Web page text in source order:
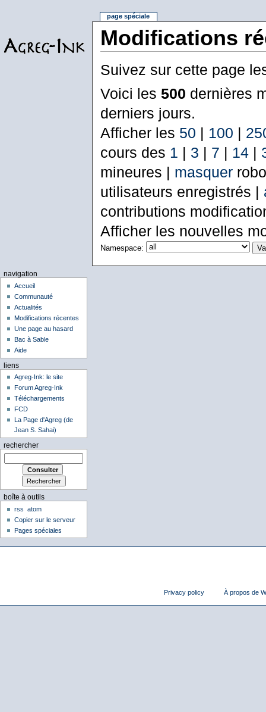
Modifications
Suivez sur cette page
Voici les 500 dernières
derniers jours.
Afficher les 50 | 100 |
cours des 1 | 3 | 7 | 14|
mineures | masquer
utilisateurs enregistrés |
contributions
Afficher les nouvelles
Namespace:
page spéciale
navigation
Accueil
Communauté
Actualités
Modifications récentes
Une page au hasard
Bac à Sable
Aide
liens
Agreg-Ink: le site
Forum Agreg-Ink
Téléchargements
FCD
La Page d'Agreg (de
Jean S. Sahai)
rechercher
boîte à outils
rss
atom
Copier sur le serveur
Pages spéciales
Privacy policy À propos de